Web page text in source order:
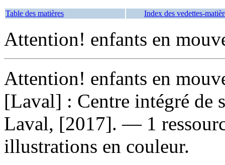
Table des matières Index des vedettes-
Attention! enfants en
Attention! enfants en
[Laval] : Centre intégré de
Laval, [2017]. — 1
illustrations en couleur.